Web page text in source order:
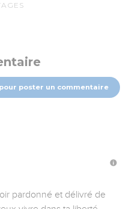
poster un commentaire
pardonné et délivré de